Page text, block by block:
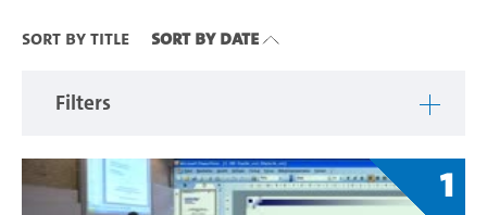
Sort By Title Sort By Date
Filters
1